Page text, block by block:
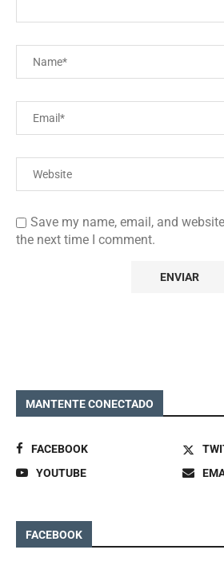
Save my name, email, and
the next time I comment.
MANTENTE CONECTADO
FACEBOOK
YOUTUBE
FACEBOOK